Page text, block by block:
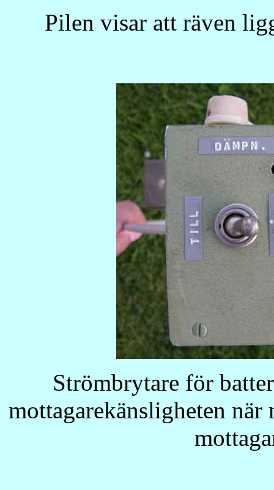
Pilen visar att räven
Strömbrytare för
mottagarekänsligheten